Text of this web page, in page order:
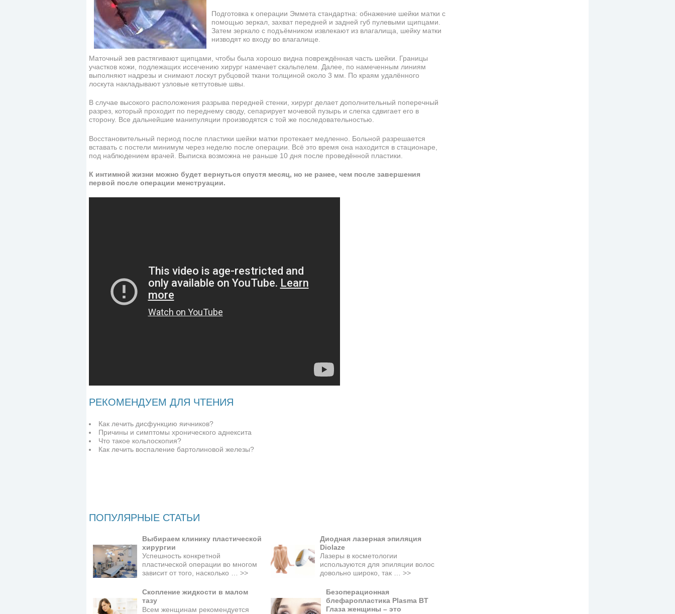
Подготовка к операции Эммета стандартна: обнажение шейки матки с
помощью зеркал, захват передней и задней губ пулевыми щипцами.
Затем зеркало с подъёмником извлекают из влагалища, шейку матки
низводят ко входу во влагалище.
Маточный зев растягивают щипцами, чтобы была хорошо видна повреждённая часть шейки. Границы
участков кожи, подлежащих иссечению хирург намечает скальпелем. Далее, по намеченным линиям
выполняют надрезы и снимают лоскут рубцовой ткани толщиной около 3 мм. По краям удалённого
лоскута накладывают узловые кетгутовые швы.
В случае высокого расположения разрыва передней стенки, хирург делает дополнительный поперечный
разрез, который проходит по переднему своду, сепарирует мочевой пузырь и слегка сдвигает его в
сторону. Все дальнейшие манипуляции производятся с той же последовательностью.
Восстановительный период после пластики шейки матки протекает медленно. Больной разрешается
вставать с постели минимум через неделю после операции. Всё это время она находится в стационаре,
под наблюдением врачей. Выписка возможна не раньше 10 дня после проведённой пластики.
К интимной жизни можно будет вернуться спустя месяц, но не ранее, чем после завершения
первой после операции менструации.
РЕКОМЕНДУЕМ ДЛЯ ЧТЕНИЯ
Как лечить дисфункцию яичников?
Причины и симптомы хронического аднексита
Что такое кольпоскопия?
Как лечить воспаление бартолиновой железы?
ПОПУЛЯРНЫЕ СТАТЬИ
Выбираем клинику пластической
хирургии
Успешность конкретной
пластической операции во многом
зависит от того, насколько … >>
Диодная лазерная эпиляция
Diolaze
Лазеры в косметологии
используются для эпиляции волос
довольно широко, так …>>
Скопление жидкости в малом
тазу
Всем женщинам рекомендуется
Безоперационная
блефаропластика Plasma BT
Глаза женщины – это